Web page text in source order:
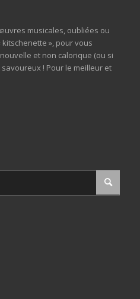
musicales, oubliées ou
», pour vous
et non calorique (ou si
! Pour le meilleur et